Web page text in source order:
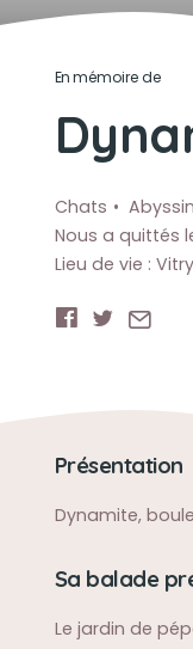
En mémoire de
Chats Abyssin
Nous a quittés
Lieu de vie :
Présentation
Dynamite,
Sa balade
Le jardin de